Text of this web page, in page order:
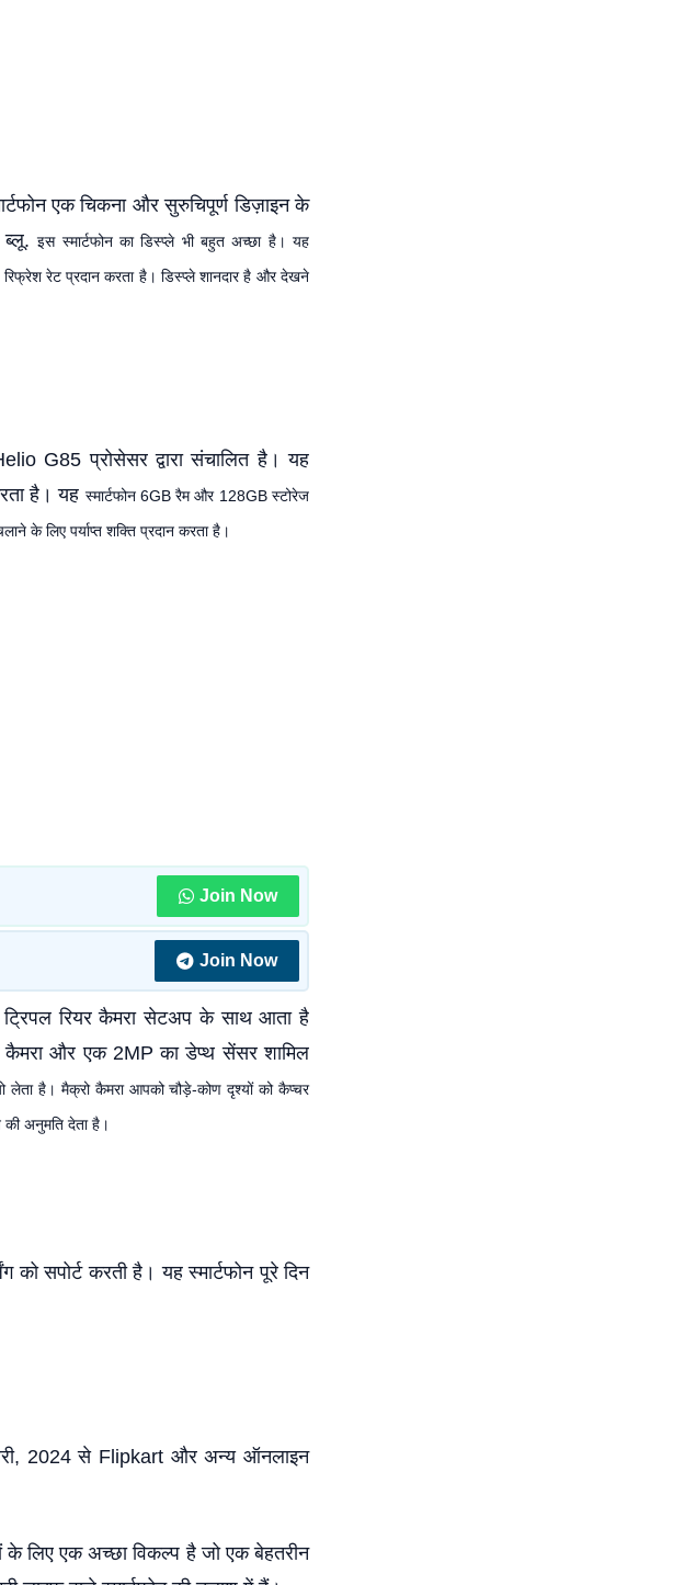
एक चिकना और सुरुचिपूर्ण डिज़ाइन के
ब्लू.इस स्मार्टफोन का डिस्प्ले भी बहुत अच्छा है। यह
रेट प्रदान करता है। डिस्प्ले शानदार है और देखने
G85 प्रोसेसर द्वारा संचालित है। यह
है। यह स्मार्टफोन 6GB रैम और 128GB स्टोरेज
के लिए पर्याप्त शक्ति प्रदान करता है।
Join Now
Join Now
रियर कैमरा सेटअप के साथ आता है
और एक 2MP का डेप्थ सेंसर शामिल
लेता है। मैक्रो कैमरा आपको चौड़े-कोण दृश्यों को कैप्चर
अनुमति देता है।
सपोर्ट करती है। यह स्मार्टफोन पूरे दिन
2024 से Flipkart और अन्य ऑनलाइन
के लिए एक अच्छा विकल्प है जो एक बेहतरीन